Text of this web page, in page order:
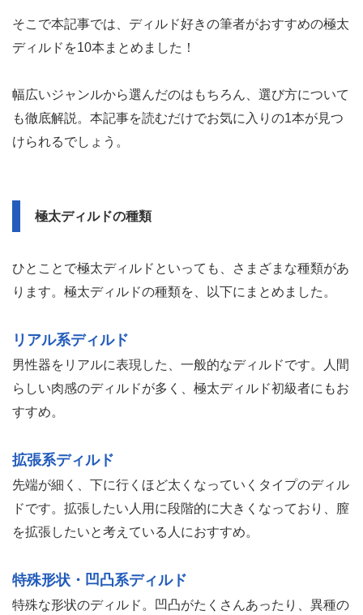
そこで本記事では、ディルド好きの筆者がおすすめの極太
ディルドを10本まとめました！
幅広いジャンルから選んだのはもちろん、選び方について
も徹底解説。本記事を読むだけでお気に入りの1本が見つ
けられるでしょう。
極太ディルドの種類
ひとことで極太ディルドといっても、さまざまな種類があ
ります。極太ディルドの種類を、以下にまとめました。
リアル系ディルド
男性器をリアルに表現した、一般的なディルドです。人間
らしい肉感のディルドが多く、極太ディルド初級者にもお
すすめ。
拡張系ディルド
先端が細く、下に行くほど太くなっていくタイプのディル
ドです。拡張したい人用に段階的に大きくなっており、膣
を拡張したいと考えている人におすすめ。
特殊形状・凹凸系ディルド
特殊な形状のディルド。凹凸がたくさんあったり、異種の